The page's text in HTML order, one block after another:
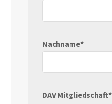
Nachname*
DAV Mitgliedschaft*